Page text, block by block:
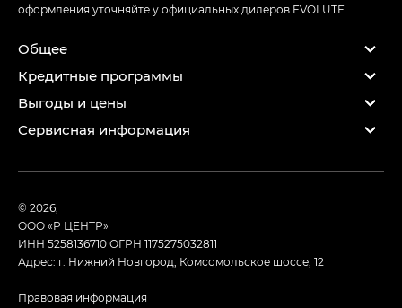
оформления уточняйте у официальных дилеров EVOLUTE.
Общее
Кредитные программы
Выгоды и цены
Сервисная информация
© 2026,
ООО «Р ЦЕНТР»
ИНН 5258136710ОГРН 1175275032811
Адрес: г. Нижний Новгород, Комсомольское шоссе, 12
Правовая информация